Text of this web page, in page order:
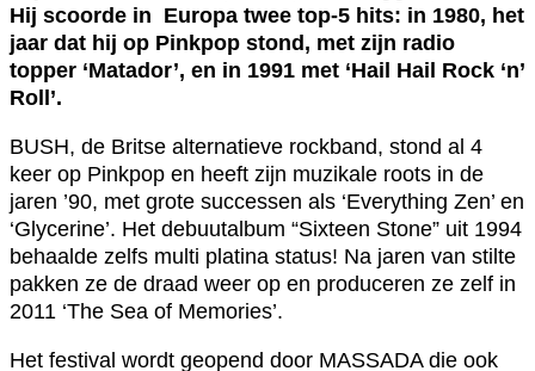
Hij scoorde in Europa twee top-5 hits: in 1980, het
jaar dat hij op Pinkpop stond, met zijn radio
topper ‘Matador’, en in 1991 met ‘Hail Hail Rock ‘n’
Roll’.
BUSH, de Britse alternatieve rockband, stond al 4
keer op Pinkpop en heeft zijn muzikale roots in de
jaren ’90, met grote successen als ‘Everything Zen’ en
‘Glycerine’. Het debuutalbum “Sixteen Stone” uit 1994
behaalde zelfs multi platina status! Na jaren van stilte
pakken ze de draad weer op en produceren ze zelf in
2011 ‘The Sea of Memories’.
Het festival wordt geopend door MASSADA die ook